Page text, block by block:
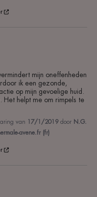
mijn oneffenheden
ik een gezonde,
op mijn gevoelige huid.
Het helpt me om rimpels te
van 17/1/2019 door N.G.
avene.fr (fr)